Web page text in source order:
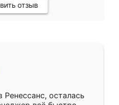
отзыв
осталась